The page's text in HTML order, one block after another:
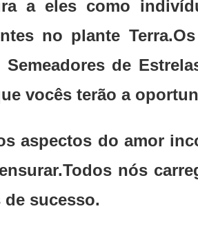
a eles como
no plante
Semeadores de
vocês terão a
aspectos do amor
nós
de sucesso.